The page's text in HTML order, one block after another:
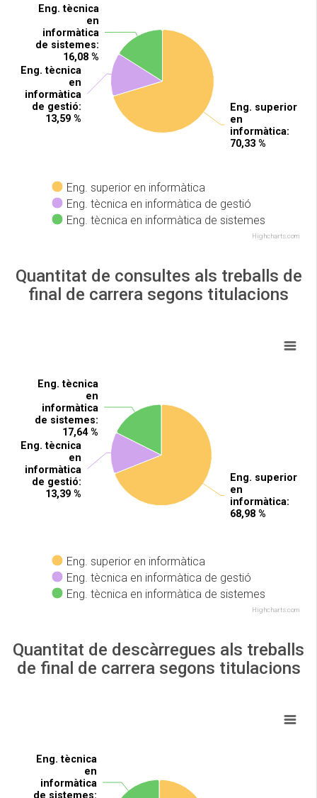
Eng. superior
en
informàtica:
70,33 %
Eng. superior
en
informàtica:
70,33 %
Eng. tècnica
en
informàtica
de gestió:
13,59 %
Eng. tècnica
en
informàtica
de gestió:
13,59 %
Eng. tècnica
en
informàtica
de sistemes:
16,08 %
Eng. tècnica
en
informàtica
de sistemes:
16,08 %
Eng. superior en informàtica
Eng. tècnica en informàtica de gestió
Eng. tècnica en informàtica de sistemes
Highcharts.com
Quantitat de consultes als treballs de
final de carrera segons titulacions
Eng. superior
en
informàtica:
68,98 %
Eng. superior
en
informàtica:
68,98 %
Eng. tècnica
en
informàtica
de gestió:
13,39 %
Eng. tècnica
en
informàtica
de gestió:
13,39 %
Eng. tècnica
en
informàtica
de sistemes:
17,64 %
Eng. tècnica
en
informàtica
de sistemes:
17,64 %
Eng. superior en informàtica
Eng. tècnica en informàtica de gestió
Eng. tècnica en informàtica de sistemes
Highcharts.com
Quantitat de descàrregues als treballs
de final de carrera segons titulacions
Eng. tècnica
en
informàtica
de sistemes:
Eng. tècnica
en
informàtica
de sistemes: